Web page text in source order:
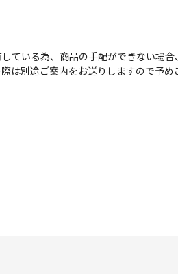
ている為、商品の手配ができない場合
は別途ご案内をお送りしますので予め